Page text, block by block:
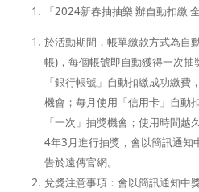
「2024新春抽抽樂 辦自動扣繳
於活動期間，帳單繳款方式為自
帳)，每個帳號即自動獲得一次
「銀行帳號」自動扣繳成功繳
機會；每月使用「信用卡」自動
「一次」抽獎機會；使用時間越
4年3月進行抽獎，會以簡訊通知
告於遠傳官網。
兌獎注意事項：會以簡訊通知中